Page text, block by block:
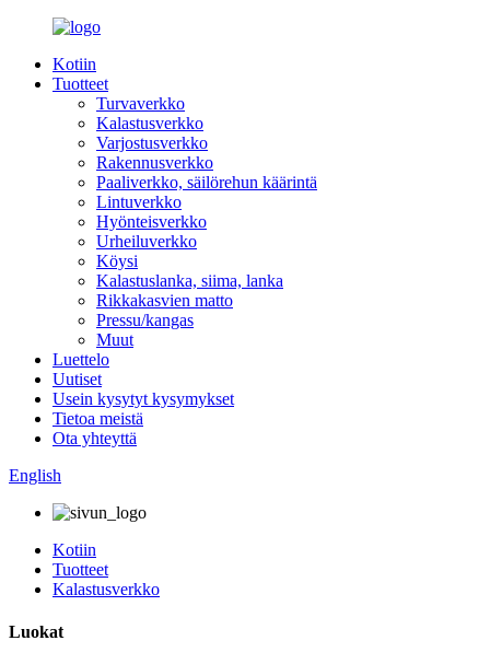
Kotiin
Tuotteet
Turvaverkko
Kalastusverkko
Varjostusverkko
Rakennusverkko
Paaliverkko, säilörehun käärintä
Lintuverkko
Hyönteisverkko
Urheiluverkko
Köysi
Kalastuslanka, siima, lanka
Rikkakasvien matto
Pressu/kangas
Muut
Luettelo
Uutiset
Usein kysytyt kysymykset
Tietoa meistä
Ota yhteyttä
English
Kotiin
Tuotteet
Kalastusverkko
Luokat